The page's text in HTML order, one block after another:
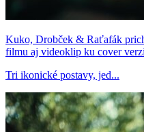
Kuko, Drobček & Raťafák
filmu aj videoklip ku cover
Tri ikonické postavy, jed...